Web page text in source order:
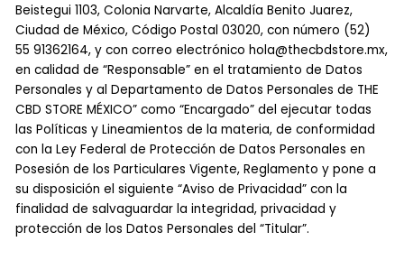
Beistegui 1103, Colonia Narvarte, Alcaldía Benito Juarez,
Ciudad de México, Código Postal 03020, con número (52)
55 91362164, y con correo electrónicohola@thecbdstore.mx,
en calidad de “Responsable” en el tratamiento de Datos
Personales y al Departamento de Datos Personales de THE
CBD STORE MÉXICO” como “Encargado” del ejecutar todas
las Políticas y Lineamientos de la materia, de conformidad
con la Ley Federal de Protección de Datos Personales en
Posesión de los Particulares Vigente, Reglamento y pone a
su disposición el siguiente “Aviso de Privacidad” con la
finalidad de salvaguardar la integridad, privacidad y
protección de los Datos Personales del “Titular”.